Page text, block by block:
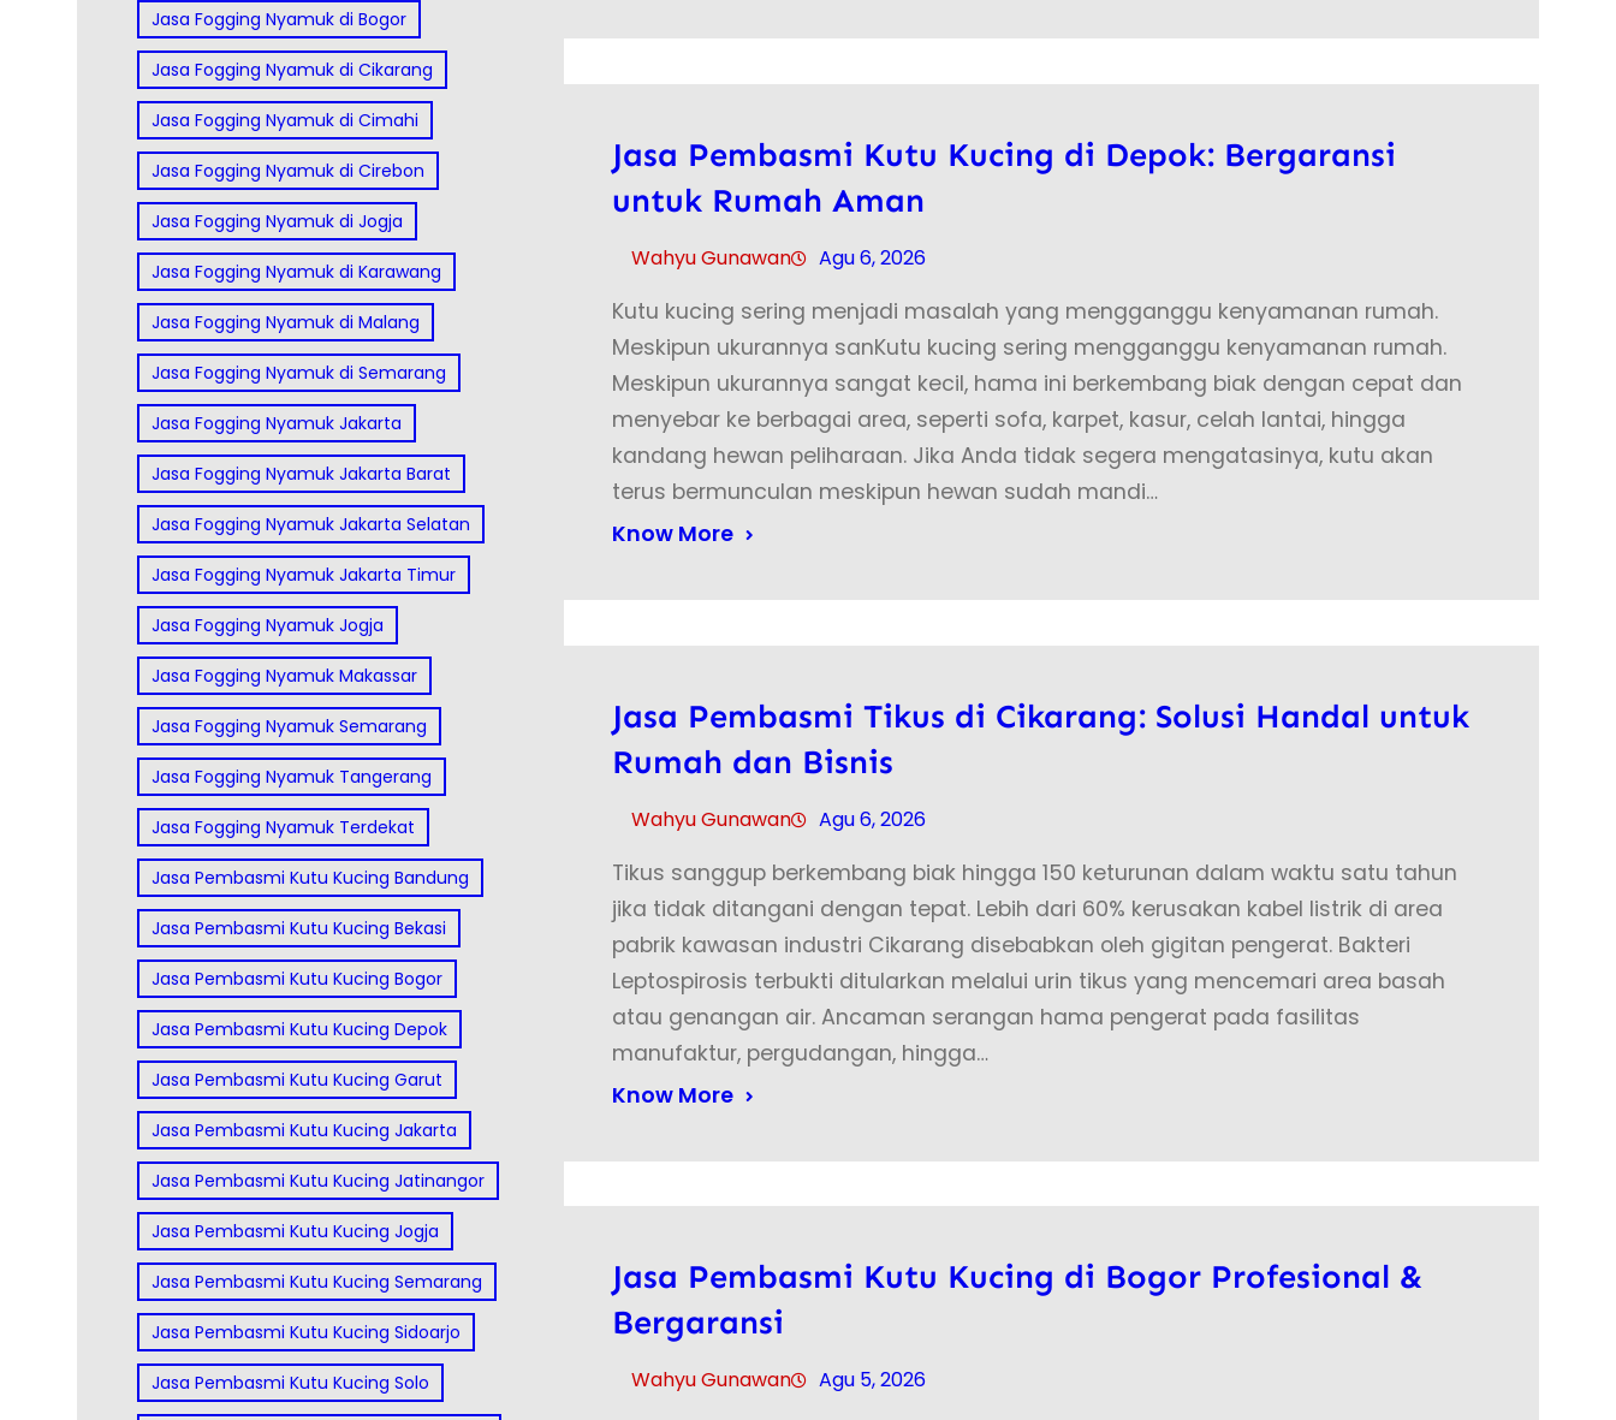
Jasa Fogging Nyamuk di Bogor
Jasa Fogging Nyamuk di Cikarang
Jasa Fogging Nyamuk di Cimahi
Jasa Fogging Nyamuk di Cirebon
Jasa Fogging Nyamuk di Jogja
Jasa Fogging Nyamuk di Karawang
Jasa Fogging Nyamuk di Malang
Jasa Fogging Nyamuk di Semarang
Jasa Fogging Nyamuk Jakarta
Jasa Fogging Nyamuk Jakarta Barat
Jasa Fogging Nyamuk Jakarta Selatan
Jasa Fogging Nyamuk Jakarta Timur
Jasa Fogging Nyamuk Jogja
Jasa Fogging Nyamuk Makassar
Jasa Fogging Nyamuk Semarang
Jasa Fogging Nyamuk Tangerang
Jasa Fogging Nyamuk Terdekat
Jasa Pembasmi Kutu Kucing Bandung
Jasa Pembasmi Kutu Kucing Bekasi
Jasa Pembasmi Kutu Kucing Bogor
Jasa Pembasmi Kutu Kucing Depok
Jasa Pembasmi Kutu Kucing Garut
Jasa Pembasmi Kutu Kucing Jakarta
Jasa Pembasmi Kutu Kucing Jatinangor
Jasa Pembasmi Kutu Kucing Jogja
Jasa Pembasmi Kutu Kucing Semarang
Jasa Pembasmi Kutu Kucing Sidoarjo
Jasa Pembasmi Kutu Kucing Solo
Jasa Pembasmi Kutu Kucing di Depok: Bergaransi
untuk Rumah Aman
Wahyu Gunawan Agu 6, 2026
Kutu kucing sering menjadi masalah yang mengganggu kenyamanan rumah.
Meskipun ukurannya sanKutu kucing sering mengganggu kenyamanan rumah.
Meskipun ukurannya sangat kecil, hama ini berkembang biak dengan cepat dan
menyebar ke berbagai area, seperti sofa, karpet, kasur, celah lantai, hingga
kandang hewan peliharaan. Jika Anda tidak segera mengatasinya, kutu akan
terus bermunculan meskipun hewan sudah mandi…
Know More
Jasa Pembasmi Tikus di Cikarang: Solusi Handal untuk
Rumah dan Bisnis
Wahyu Gunawan Agu 6, 2026
Tikus sanggup berkembang biak hingga 150 keturunan dalam waktu satu tahun
jika tidak ditangani dengan tepat. Lebih dari 60% kerusakan kabel listrik di area
pabrik kawasan industri Cikarang disebabkan oleh gigitan pengerat. Bakteri
Leptospirosis terbukti ditularkan melalui urin tikus yang mencemari area basah
atau genangan air. Ancaman serangan hama pengerat pada fasilitas
manufaktur, pergudangan, hingga…
Know More
Jasa Pembasmi Kutu Kucing di Bogor Profesional &
Bergaransi
Wahyu Gunawan Agu 5, 2026